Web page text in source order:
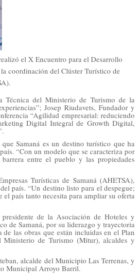
el X Encuentro para el Desarrollo
coordinación del Clúster Turístico de
Técnica del Ministerio de Turismo de la
Josep Riudavets, Fundador y
“Agilidad empresarial: reduciendo
Digital Integral de Growth Digital,
Samaná es un destino turístico que ha
“Con un modelo que se caracteriza por
entre el pueblo y las propiedades
Turísticas de Samaná (AHETSA),
país. “Un destino listo para el despegue;
país tanto necesita para ampliar su oferta
de la Asociación de Hoteles y
de Samaná, por su liderazgo y trayectoria
las obras que están incluidas en el Plan
de Turismo (Mitur), alcaldes y
alcalde del Municipio Las Terrenas, y
Municipal Arroyo Barril.